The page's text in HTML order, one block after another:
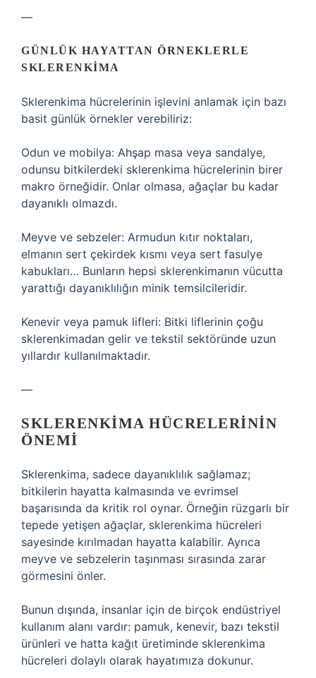
—
GÜNLÜK HAYATTAN ÖRNEKLERLE
SKLERENKIMA
Sklerenkima hücrelerinin işlevini anlamak için bazı
basit günlük örnekler verebiliriz:
Odun ve mobilya: Ahşap masa veya sandalye,
odunsu bitkilerdeki sklerenkima hücrelerinin birer
makro örneğidir. Onlar olmasa, ağaçlar bu kadar
dayanıklı olmazdı.
Meyve ve sebzeler: Armudun kıtır noktaları,
elmanın sert çekirdek kısmı veya sert fasulye
kabukları… Bunların hepsi sklerenkimanın vücutta
yarattığı dayanıklılığın minik temsilcileridir.
Kenevir veya pamuk lifleri: Bitki liflerinin çoğu
sklerenkimadan gelir ve tekstil sektöründe uzun
yıllardır kullanılmaktadır.
—
SKLERENKIMA HÜCRELERININ
ÖNEMI
Sklerenkima, sadece dayanıklılık sağlamaz;
bitkilerin hayatta kalmasında ve evrimsel
başarısında da kritik rol oynar. Örneğin rüzgarlı bir
tepede yetişen ağaçlar, sklerenkima hücreleri
sayesinde kırılmadan hayatta kalabilir. Ayrıca
meyve ve sebzelerin taşınması sırasında zarar
görmesini önler.
Bunun dışında, insanlar için de birçok endüstriyel
kullanım alanı vardır: pamuk, kenevir, bazı tekstil
ürünleri ve hatta kağıt üretiminde sklerenkima
hücreleri dolaylı olarak hayatımıza dokunur.